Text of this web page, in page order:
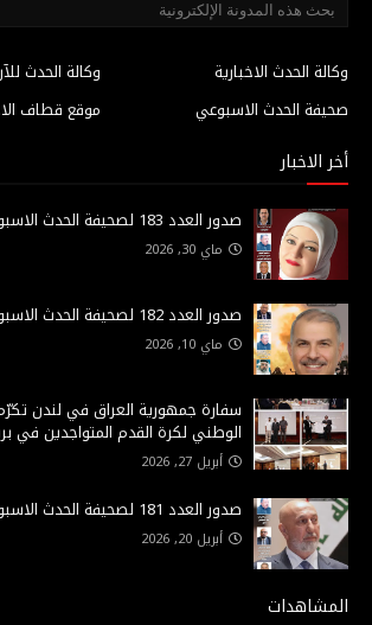
وكالة الحدث
وكالة الحدث الاخبارية
موقع قطاف
صحيفة الحدث الاسبوعي
أخر الاخبار
صدور العدد 183 لصحيفة الحدث الاسبوعي من لندن
ماي 30, 2026
صدور العدد 182 لصحيفة الحدث الاسبوعي من لندن
ماي 10, 2026
سفارة جمهورية العراق في لندن
الوطني لكرة القدم المتواجدين في
أبريل 27, 2026
صدور العدد 181 لصحيفة الحدث الاسبوعي من لندن
أبريل 20, 2026
المشاهدات